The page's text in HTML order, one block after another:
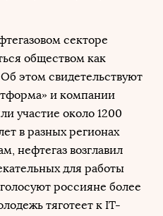
секторе
обществом как
этом свидетельствуют
и компании
участие около 1200
в разных регионах
нефтегаз возглавил
для работы
россияне более
тяготеет к IT-